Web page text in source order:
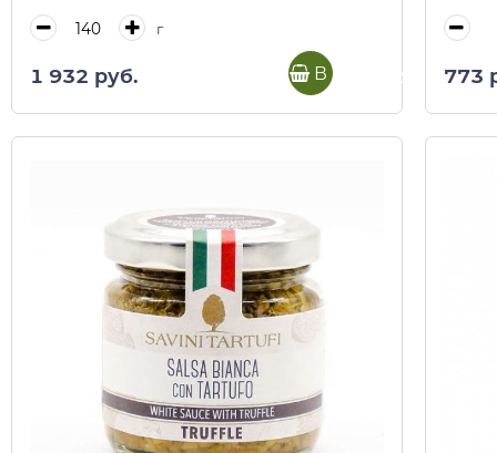
г
1 932 руб. В корзину 773